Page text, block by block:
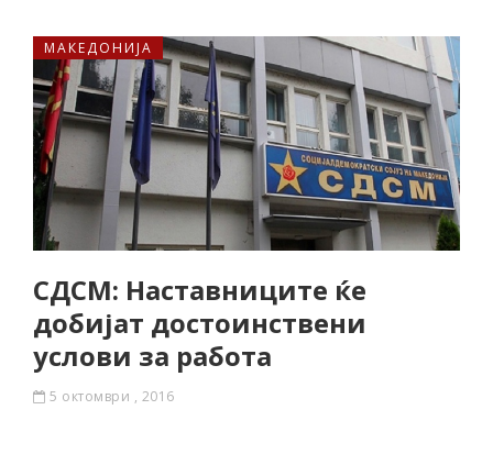
МАКЕДОНИЈА
СДСМ: Наставниците ќе
добијат достоинствени
услови за работа
5 октомври , 2016